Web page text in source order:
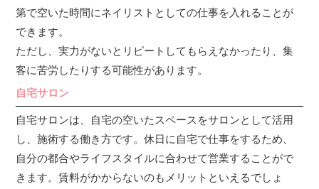
第で空いた時間にネイリストとしての仕事を入れることが
できます。
ただし、実力がないとリピートしてもらえなかったり、集
客に苦労したりする可能性があります。
自宅サロン
自宅サロンは、自宅の空いたスペースをサロンとして活用
し、施術する働き方です。休日に自宅で仕事をするため、
自分の都合やライフスタイルに合わせて営業することがで
きます。賃料がかからないのもメリットといえるでしょ